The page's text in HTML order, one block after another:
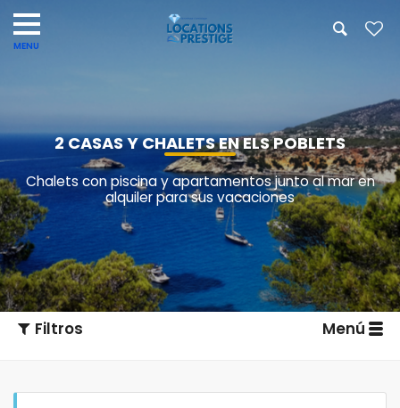
2 CASAS Y CHALETS EN ELS POBLETS
Chalets con piscina y apartamentos junto al mar en
alquiler para sus vacaciones
Filtros Menú